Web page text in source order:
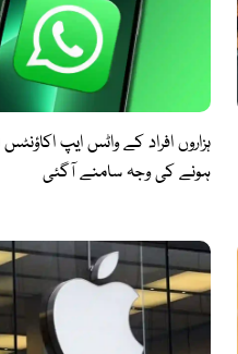
ہزاروں افراد کے واٹس ایپ
ہونے کی وجہ سامنے آگئی